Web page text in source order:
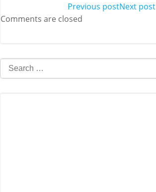
Post
Previous postPost
Next post
Comments are closed
Search
for: